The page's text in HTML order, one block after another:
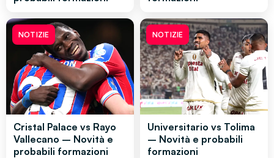
NOTIZIE
Cristal Palace vs Rayo
Vallecano – Novità e
probabili formazioni
NOTIZIE
Universitario vs Tolima
– Novità e probabili
formazioni